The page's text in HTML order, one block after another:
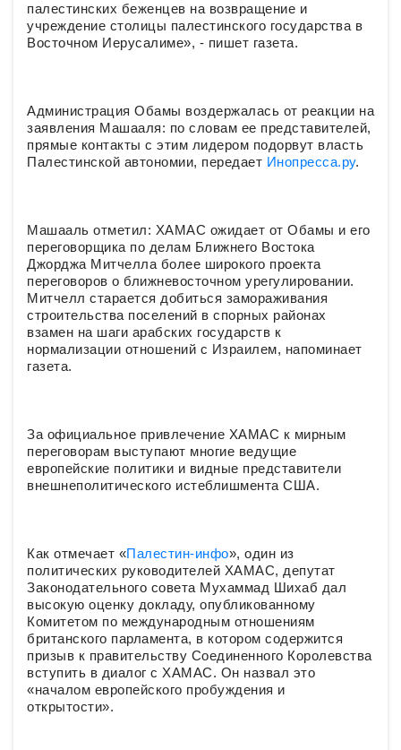
палестинских беженцев на возвращение и
учреждение столицы палестинского государства в
Восточном Иерусалиме», - пишет газета.
Администрация Обамы воздержалась от реакции на
заявления Машааля: по словам ее представителей,
прямые контакты с этим лидером подорвут власть
Палестинской автономии, передает Инопресса.ру.
Машааль отметил: ХАМАС ожидает от Обамы и его
переговорщика по делам Ближнего Востока
Джорджа Митчелла более широкого проекта
переговоров о ближневосточном урегулировании.
Митчелл старается добиться замораживания
строительства поселений в спорных районах
взамен на шаги арабских государств к
нормализации отношений с Израилем, напоминает
газета.
За официальное привлечение ХАМАС к мирным
переговорам выступают многие ведущие
европейские политики и видные представители
внешнеполитического истеблишмента США.
Как отмечает «Палестин-инфо», один из
политических руководителей ХАМАС, депутат
Законодательного совета Мухаммад Шихаб дал
высокую оценку докладу, опубликованному
Комитетом по международным отношениям
британского парламента, в котором содержится
призыв к правительству Соединенного Королевства
вступить в диалог с ХАМАС. Он назвал это
«началом европейского пробуждения и
открытости».